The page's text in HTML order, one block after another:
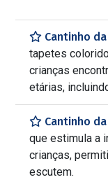
Cantinho
tapetes
crianças
etárias,
Cantinho
que estimula a
crianças,
escutem.